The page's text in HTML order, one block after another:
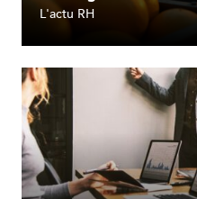
L'actu RH